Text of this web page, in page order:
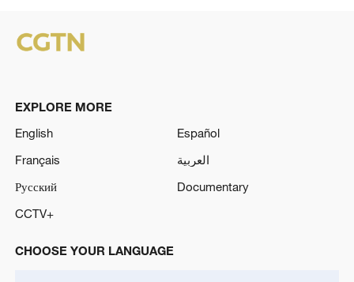
EXPLORE MORE
English
Español
Français
العربية
Русский
Documentary
CCTV+
CHOOSE YOUR LANGUAGE